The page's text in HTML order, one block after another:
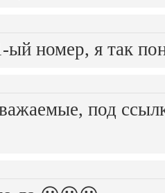
ый номер, я так
под